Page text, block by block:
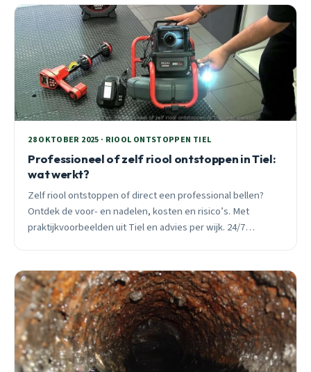
28 OKTOBER 2025 · RIOOL ONTSTOPPEN TIEL
Professioneel of zelf riool ontstoppen in Tiel:
wat werkt?
Zelf riool ontstoppen of direct een professional bellen?
Ontdek de voor- en nadelen, kosten en risico’s. Met
praktijkvoorbeelden uit Tiel en advies per wijk. 24/7